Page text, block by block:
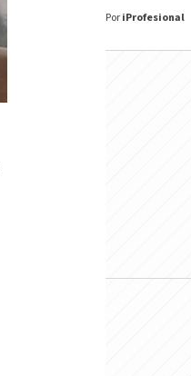
Por iProfesional